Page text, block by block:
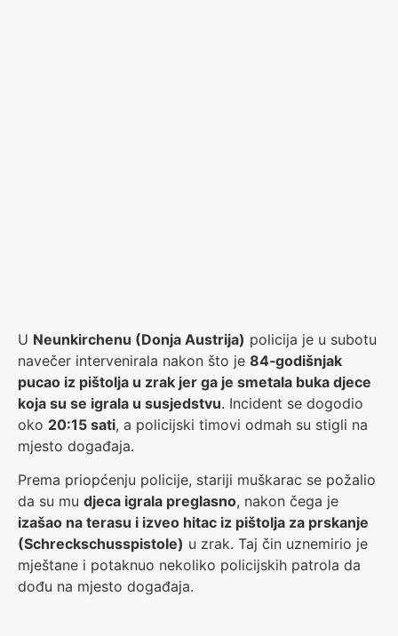
U Neunkirchenu (Donja Austrija) policija je u subotu
navečer intervenirala nakon što je 84‑godišnjak
pucao iz pištolja u zrak jer ga je smetala buka djece
koja su se igrala u susjedstvu. Incident se dogodio
oko 20:15 sati, a policijski timovi odmah su stigli na
mjesto događaja.
Prema priopćenju policije, stariji muškarac se požalio
da su mu djeca igrala preglasno, nakon čega je
izašao na terasu i izveo hitac iz pištolja za prskanje
(Schreckschusspistole) u zrak. Taj čin uznemirio je
mještane i potaknuo nekoliko policijskih patrola da
dođu na mjesto događaja.